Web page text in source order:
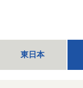
東日本